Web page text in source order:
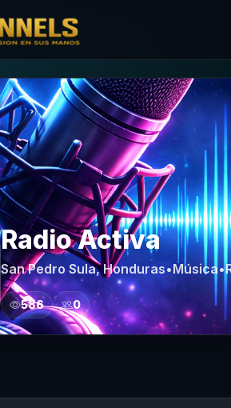
Radio Activa
San Pedro Sula, Honduras•Música•
586 0